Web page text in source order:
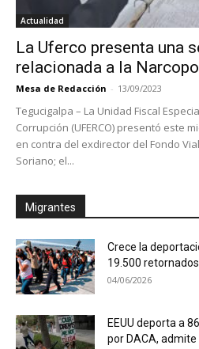
Actualidad
La Uferco presenta una
relacionada a la
Mesa de Redacción - 13/09/2023
Tegucigalpa – La Unidad Fiscal
Corrupción (UFERCO) presentó este
en contra del exdirector del Fondo
Soriano; el...
Migrantes
Crece la
19.500
04/06/2026
EEUU deporta a
por DACA, admite